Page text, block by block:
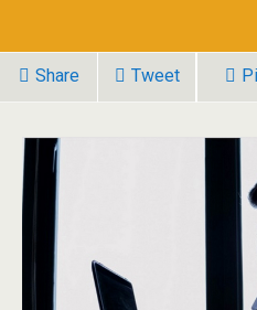
Share Tweet